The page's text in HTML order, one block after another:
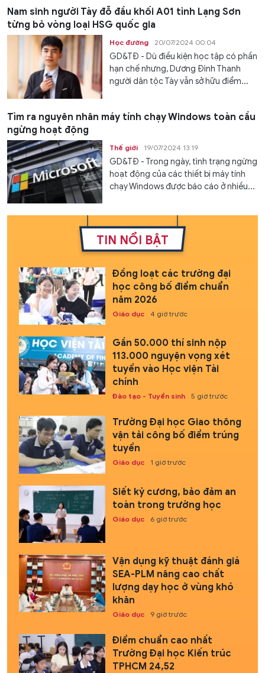
Nam sinh người Tày đỗ đầu khối A01 tỉnh Lạng Sơn
từng bỏ vòng loại HSG quốc gia
Học đường 20/07/2024 00:04
GD&TĐ - Dù điều kiện học tập có phần
hạn chế nhưng, Dương Đình Thanh
người dân tộc Tày vẫn sở hữu điểm...
Tìm ra nguyên nhân máy tính chạy Windows toàn cầu
ngừng hoạt động
Thế giới 19/07/2024 13:19
GD&TĐ - Trong ngày, tình trạng ngừng
hoạt động của các thiết bị máy tính
chạy Windows được báo cáo ở nhiều...
TIN NỔI BẬT
Đồng loạt các trường đại
học công bố điểm chuẩn
năm 2026
Giáo dục 4 giờ trước
Gần 50.000 thí sinh nộp
113.000 nguyện vọng xét
tuyển vào Học viện Tài
chính
Đào tạo - Tuyển sinh 5 giờ trước
Trường Đại học Giao thông
vận tải công bố điểm trúng
tuyển
Giáo dục 1 giờ trước
Siết kỷ cương, bảo đảm an
toàn trong trường học
Giáo dục 6 giờ trước
Vận dụng kỹ thuật đánh giá
SEA-PLM nâng cao chất
lượng dạy học ở vùng khó
khăn
Giáo dục 9 giờ trước
Điểm chuẩn cao nhất
Trường Đại học Kiến trúc
TPHCM 24,52